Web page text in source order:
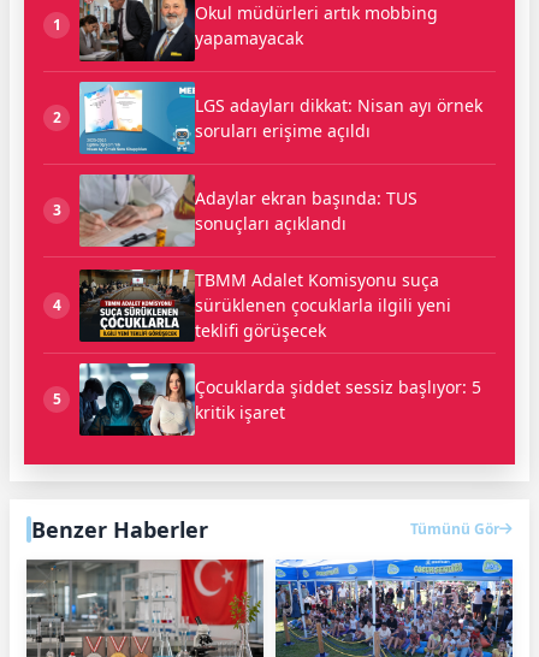
1
Okul müdürleri artık mobbing
yapamayacak
2
LGS adayları dikkat: Nisan ayı örnek
soruları erişime açıldı
3
Adaylar ekran başında: TUS
sonuçları açıklandı
4
TBMM Adalet Komisyonu suça
sürüklenen çocuklarla ilgili yeni
teklifi görüşecek
5
Çocuklarda şiddet sessiz başlıyor: 5
kritik işaret
Benzer Haberler Tümünü Gör